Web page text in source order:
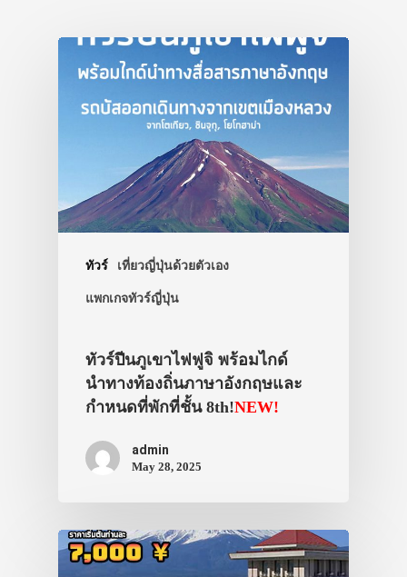
ทัวร์ เที่ยวญี่ปุ่นด้วยตัวเอง
แพกเกจทัวร์ญี่ปุ่น
ทัวร์ปีนภูเขาไฟฟูจิ พร้อมไกด์
นำทางท้องถิ่นภาษาอังกฤษและ
กำหนดที่พักที่ชั้น 8th!NEW!
admin
May 28, 2025